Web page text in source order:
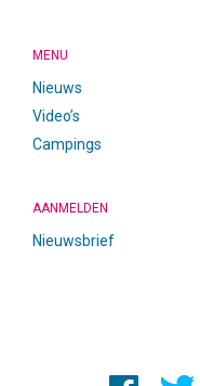
MENU
Nieuws
Video’s
Campings
AANMELDEN
Nieuwsbrief